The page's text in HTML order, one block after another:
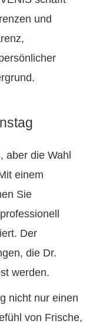
und
aber die Wahl
einem
Sie
Der
die Dr.
werden.
nicht nur einen
von Frische,